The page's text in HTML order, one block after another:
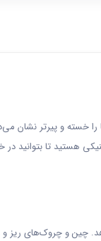
و پیرتر نشان
هستید تا بتوانید
چین و چروک‌های ریز